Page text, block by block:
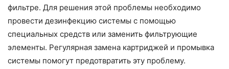
фильтре. Для решения этой проблемы необходимо
провести дезинфекцию системы с помощью
специальных средств или заменить фильтрующие
элементы. Регулярная замена картриджей и промывка
системы помогут предотвратить эту проблему.